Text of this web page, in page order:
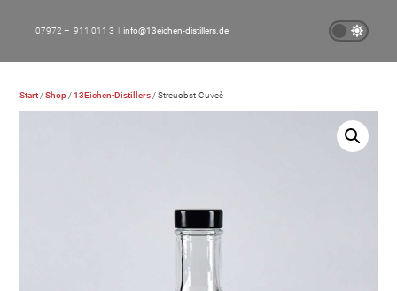
07972 – 911 011 3 | info@13eichen-distillers.de
Start /Shop /13Eichen-Distillers / Streuobst-Cuveè